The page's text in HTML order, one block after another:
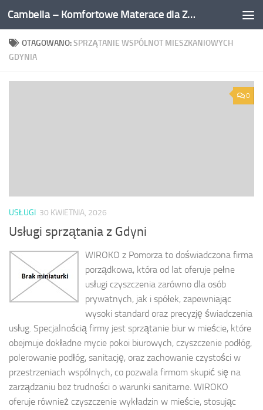
Przejdź do treści Cambella – Komfortowe Materace dla Zdrowego Snu
OTAGOWANO:SPRZĄTANIE WSPÓLNOT MIESZKANIOWYCH
GDYNIA
0
USŁUGI 30 KWIETNIA, 2026
Usługi sprzątania z Gdyni
WIROKO z Pomorza to doświadczona firma
porządkowa, która od lat oferuje pełne
usługi czyszczenia zarówno dla osób
prywatnych, jak i spółek, zapewniając
wysoki standard oraz precyzję świadczenia
usług. Specjalnością firmy jest sprzątanie biur w mieście, które
obejmuje dokładne mycie pokoi biurowych, czyszczenie podłóg,
polerowanie podłóg, sanitację, oraz zachowanie czystości w
przestrzeniach wspólnych, co pozwala firmom skupić się na
zarządzaniu bez trudności o warunki sanitarne. WIROKO
oferuje również czyszczenie wykładzin w mieście, stosując